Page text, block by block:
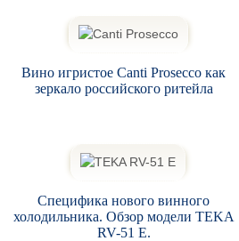
Вино игристое Canti Prosecco как
зеркало российского ритейла
Специфика нового винного
холодильника. Обзор модели TEKA
RV-51 E.